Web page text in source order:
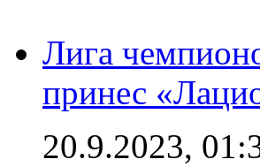
Лига
принес
20.9.2023,